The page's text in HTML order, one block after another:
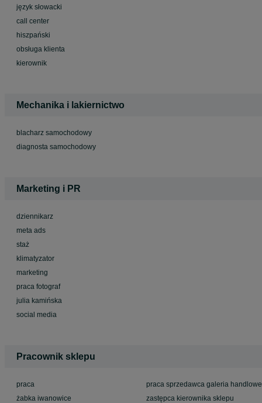
język słowacki
call center
hiszpański
obsługa klienta
kierownik
Mechanika i lakiernictwo
blacharz samochodowy
diagnosta samochodowy
Marketing i PR
dziennikarz
meta ads
staż
klimatyzator
marketing
praca fotograf
julia kamińska
social media
Pracownik sklepu
praca
żabka iwanowice
praca sprzedawca galeria handlowe
zastępca kierownika sklepu